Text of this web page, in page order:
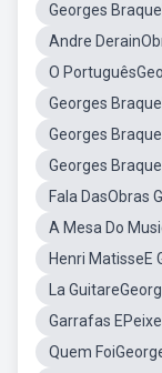
Georges
Andre
O
Georges
Georges
Georges
Fala DasObras
A Mesa Do
Henri MatisseE
La
Garrafas
Quem